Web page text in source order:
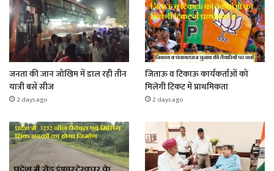
जनता की जान जोखिम में डाल रही तीन
यात्री बसें सीज
2 days ago
जिताऊ व टिकाऊ कार्यकर्ताओं को
मिलेगी टिकट में प्राथमिकता
2 days ago